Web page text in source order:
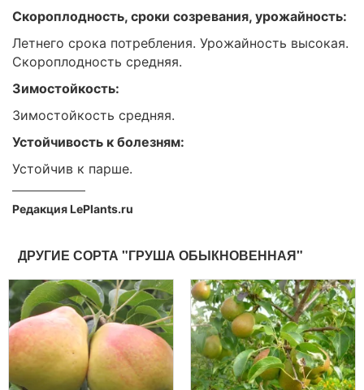
Скороплодность, сроки созревания, урожайность:
Летнего срока потребления. Урожайность высокая.
Скороплодность средняя.
Зимостойкость:
Зимостойкость средняя.
Устойчивость к болезням:
Устойчив к парше.
Редакция LePlants.ru
ДРУГИЕ СОРТА "ГРУША ОБЫКНОВЕННАЯ"